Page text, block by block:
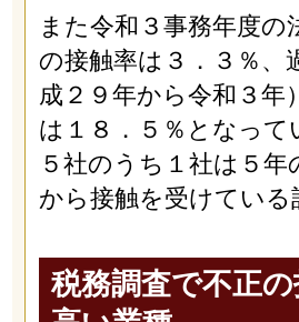
また令和３事務年度の
の接触率は３．３％、
成２９年から令和３年
は１８．５％となって
５社のうち１社は５年
から接触を受けている
税務調査で不正